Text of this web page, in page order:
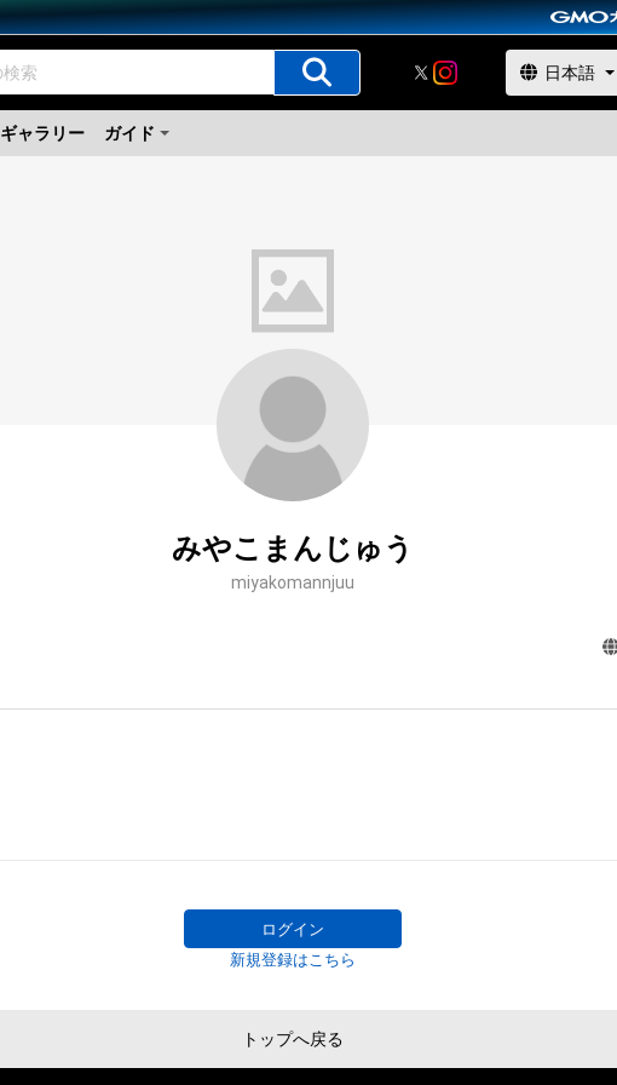
ギャラリー ガイド
みやこまんじゅう
miyakomannjuu
ログイン
新規登録はこちら
トップへ戻る